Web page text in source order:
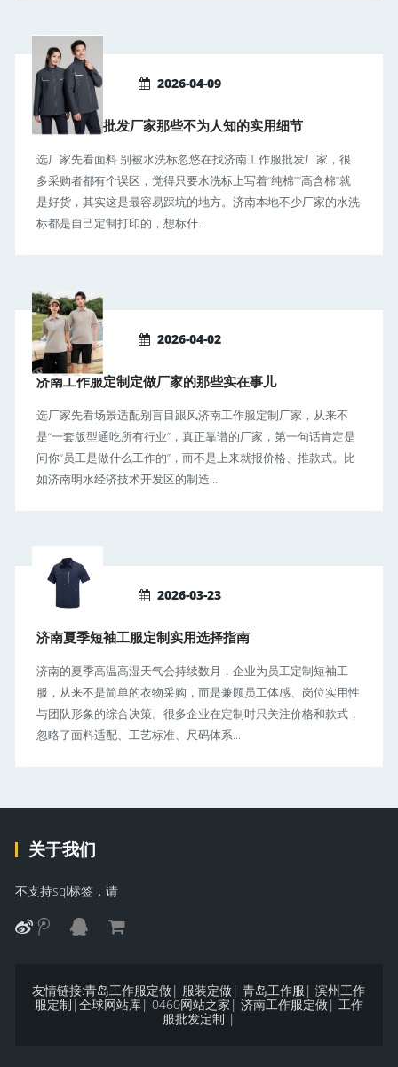
2026-04-09
济南工作服批发厂家那些不为人知的实用细节
选厂家先看面料 别被水洗标忽悠在找济南工作服批发厂家，很
多采购者都有个误区，觉得只要水洗标上写着“纯棉”“高含棉”就
是好货，其实这是最容易踩坑的地方。济南本地不少厂家的水洗
标都是自己定制打印的，想标什...
2026-04-02
济南工作服定制定做厂家的那些实在事儿
选厂家先看场景适配别盲目跟风济南工作服定制厂家，从来不
是“一套版型通吃所有行业”，真正靠谱的厂家，第一句话肯定是
问你“员工是做什么工作的”，而不是上来就报价格、推款式。比
如济南明水经济技术开发区的制造...
2026-03-23
济南夏季短袖工服定制实用选择指南
济南的夏季高温高湿天气会持续数月，企业为员工定制短袖工
服，从来不是简单的衣物采购，而是兼顾员工体感、岗位实用性
与团队形象的综合决策。很多企业在定制时只关注价格和款式，
忽略了面料适配、工艺标准、尺码体系...
关于我们
不支持sql标签，请
友情链接:青岛工作服定做| 服装定做|青岛工作服 |滨州工作
服定制 | 全球网站库| 0460网站之家 | 济南工作服定做| 工作
服批发定制 |